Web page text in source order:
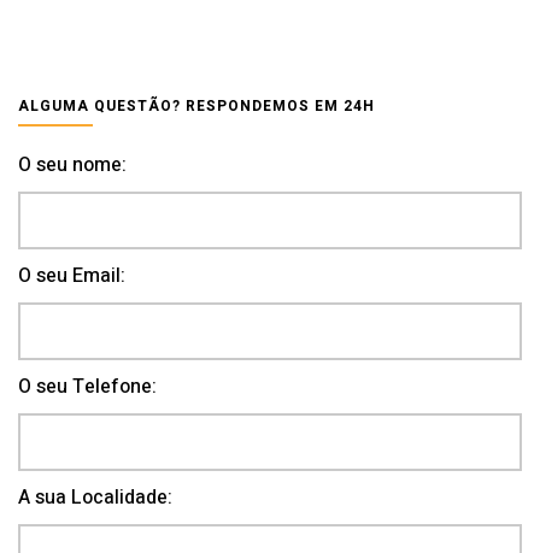
ALGUMA QUESTÃO? RESPONDEMOS EM 24H
O seu nome:
O seu Email:
O seu Telefone:
A sua Localidade: